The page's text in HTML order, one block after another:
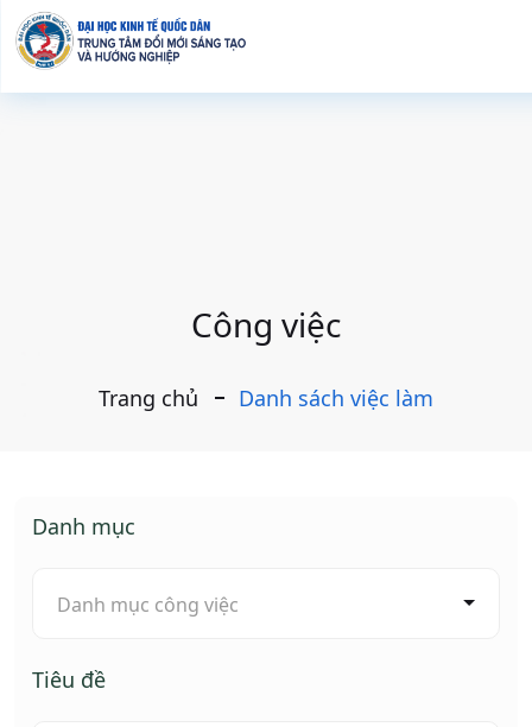
Công việc
Trang chủ Danh sách việc làm
Danh mục
Danh mục công việc
Tiêu đề